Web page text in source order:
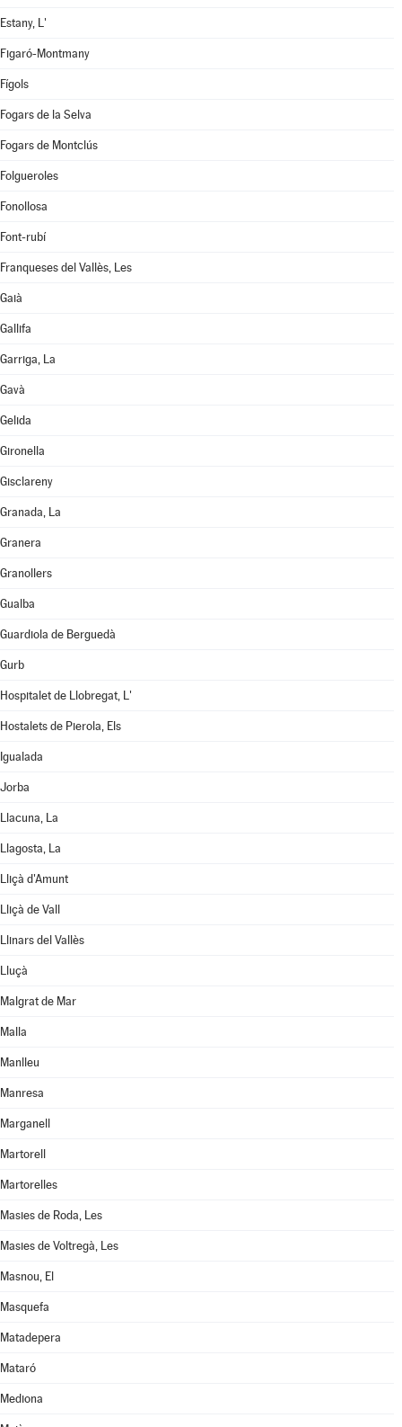
Estany, L'
Figaró-Montmany
Fígols
Fogars de la Selva
Fogars de Montclús
Folgueroles
Fonollosa
Font-rubí
Franqueses del Vallès, Les
Gaià
Gallifa
Garriga, La
Gavà
Gelida
Gironella
Gisclareny
Granada, La
Granera
Granollers
Gualba
Guardiola de Berguedà
Gurb
Hospitalet de Llobregat, L'
Hostalets de Pierola, Els
Igualada
Jorba
Llacuna, La
Llagosta, La
Lliçà d'Amunt
Lliçà de Vall
Llinars del Vallès
Lluçà
Malgrat de Mar
Malla
Manlleu
Manresa
Marganell
Martorell
Martorelles
Masies de Roda, Les
Masies de Voltregà, Les
Masnou, El
Masquefa
Matadepera
Mataró
Mediona